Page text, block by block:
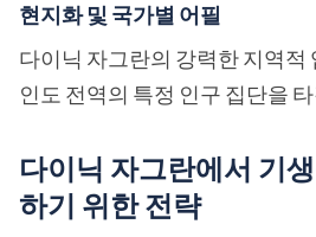
현지화 및 국가별 어필
다이닉 자그란의 강력한 지역적
인도 전역의 특정 인구 집단을
다이닉 자그란에서 기
하기 위한 전략